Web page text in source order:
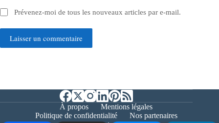
Prévenez-moi de tous les nouveaux articles par e-mail.
Laisser un commentaire
À propos
Mentions légales
Politique de confidentialité
Nos partenaires